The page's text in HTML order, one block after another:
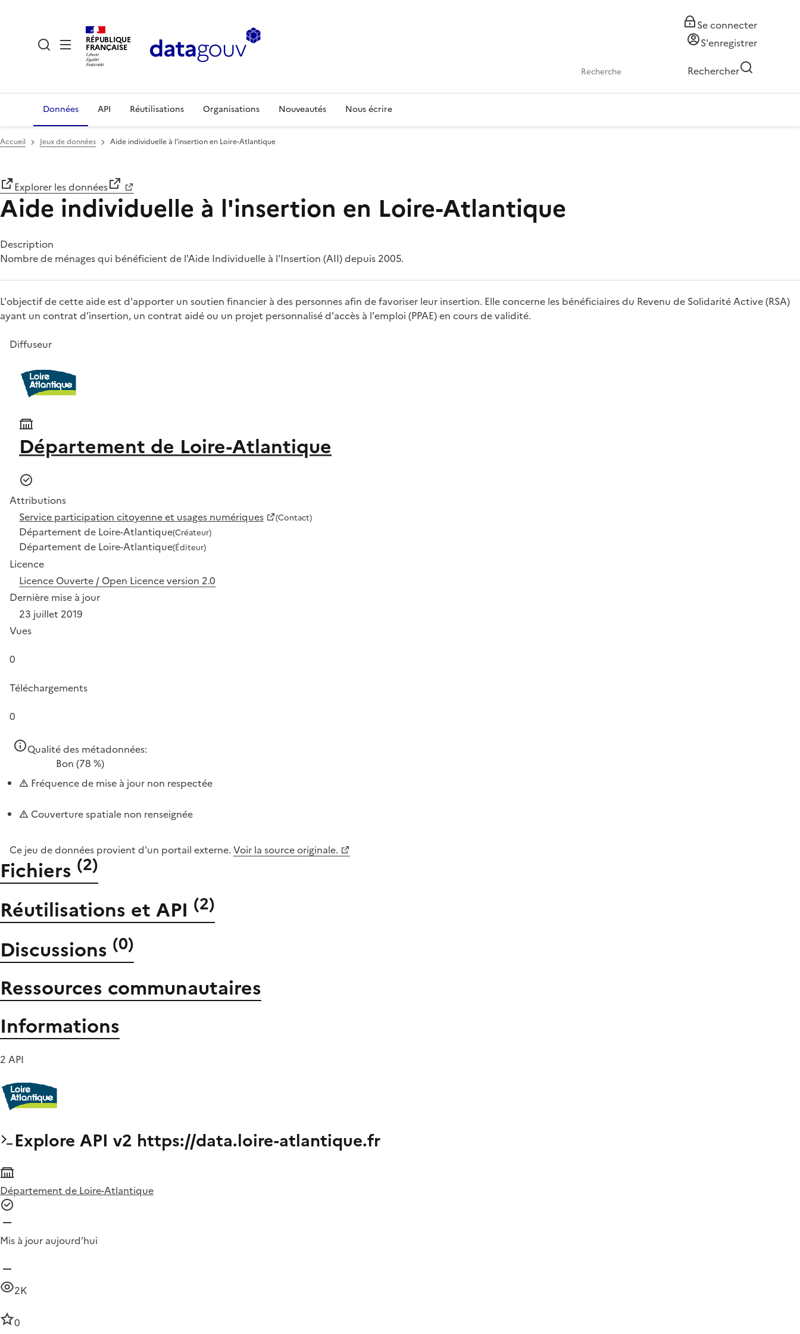
RÉPUBLIQUE
FRANÇAISE
Se connecter
S'enregistrer
Rechercher
Données API Réutilisations Organisations Nouveautés Nous écrire
Accueil Jeux de données Aide individuelle à l'insertion en Loire-Atlantique
Explorer les données
Aide individuelle à l'insertion en Loire-Atlantique
Description
Nombre de ménages qui bénéficient de l'Aide Individuelle à l'Insertion (AII) depuis 2005.
L'objectif de cette aide est d'apporter un soutien financier à des personnes afin de favoriser leur insertion. Elle concerne les bénéficiaires du Revenu de Solidarité Active (RSA)
ayant un contrat d’insertion, un contrat aidé ou un projet personnalisé d'accès à l'emploi (PPAE) en cours de validité.
Diffuseur
Département de Loire-Atlantique
Attributions
Service participation citoyenne et usages numériques
(Contact)
Département de Loire-Atlantique(Créateur)
Département de Loire-Atlantique(Éditeur)
Licence
Licence Ouverte / Open Licence version 2.0
Dernière mise à jour
23 juillet 2019
Vues
0
Téléchargements
0
Qualité des métadonnées:
Bon (78 %)
Fréquence de mise à jour non respectée
Couverture spatiale non renseignée
Ce jeu de données provient d'un portail externe. Voir la source originale.
Fichiers (2)
Réutilisations et API (2)
Discussions (0)
Ressources communautaires
Informations
2 API
Explore API v2 https://data.loire-atlantique.fr
Département de Loire-Atlantique
Mis à jour aujourd’hui
2K
0